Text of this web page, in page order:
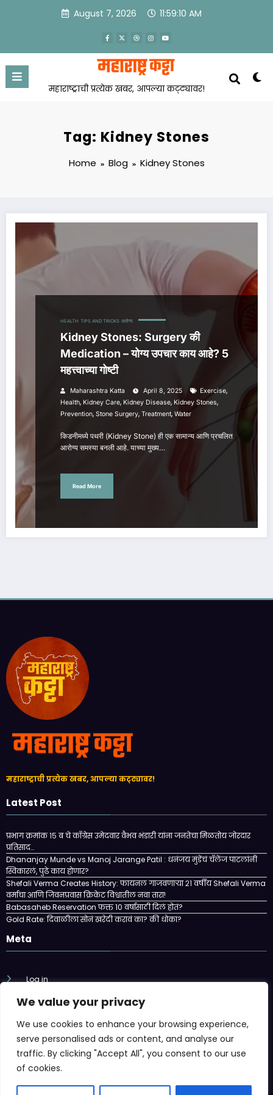
We value your privacy
We use cookies to enhance your browsing experience,
serve personalised ads or content, and analyse our
traffic. By clicking "Accept All", you consent to our use
of cookies.
August 7, 2026 11:59:10 AM
महाराष्ट्राची प्रत्येक खबर, आपल्या कट्ट्यावर!
Tag: Kidney Stones
Home Blog Kidney Stones
HEALTH TIPS AND TRICKS आरोग्य
Kidney Stones: Surgery की
Medication – योग्य उपचार काय आहे? 5
महत्त्वाच्या गोष्टी
Maharashtra Katta April 8, 2025 Exercise,
Health, Kidney Care, Kidney Disease, Kidney Stones,
Prevention, Stone Surgery, Treatment, Water
किडनीमध्ये पथरी (Kidney Stone) ही एक सामान्य आणि प्रचलित
आरोग्य समस्या बनली आहे. याच्या मुख्य…
Read More
महाराष्ट्राची प्रत्येक खबर, आपल्या कट्ट्यावर!
Latest Post
प्रभाग क्रमांक १५ ब चे काँग्रेस उमेदवार वैभव भंडारी यांना जनतेचा मिळतोय जोरदार
प्रतिसाद…
Dhananjay Munde vs Manoj Jarange Patil : धनंजय मुंडेंचं चॅलेंज पाटलांनी
स्विकारलं, पुढे काय होणार?
Shefali Verma Creates History: फायनल गाजवणाऱ्या २१ वर्षीय Shefali Verma
वर्माचा आणि जिवनप्रवास क्रिकेट विश्वातील नवा तारा!
Babasaheb Reservation फक्त 10 वर्षासाठी दिलं होतं?
Gold Rate: दिवाळीला सोनं खरेदी करावं का? की धोका?
Meta
Log in
Entries feed
WordPress.org